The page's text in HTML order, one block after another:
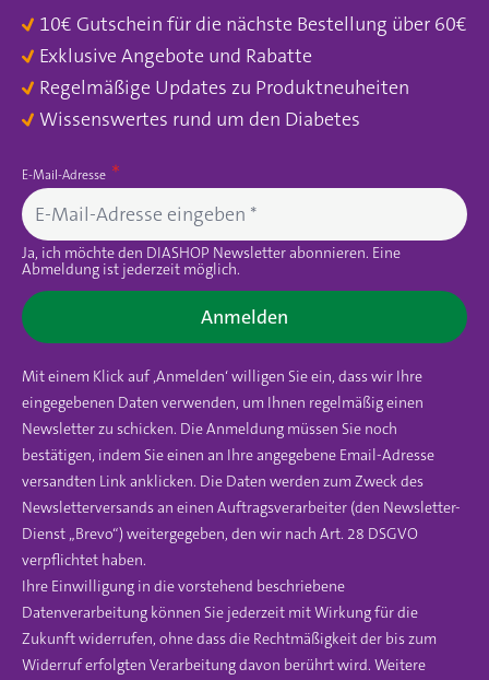
10€ Gutschein für die nächste Bestellung über 60€
Exklusive Angebote und Rabatte
Regelmäßige Updates zu Produktneuheiten
Wissenswertes rund um den Diabetes
E-Mail-Adresse
Ja, ich möchte den DIASHOP Newsletter abonnieren. Eine
Abmeldung ist jederzeit möglich.
Anmelden
Mit einem Klick auf ‚Anmelden‘ willigen Sie ein, dass wir Ihre
eingegebenen Daten verwenden, um Ihnen regelmäßig einen
Newsletter zu schicken. Die Anmeldung müssen Sie noch
bestätigen, indem Sie einen an Ihre angegebene Email-Adresse
versandten Link anklicken. Die Daten werden zum Zweck des
Newsletterversands an einen Auftragsverarbeiter (den Newsletter-
Dienst „Brevo“) weitergegeben, den wir nach Art. 28 DSGVO
verpflichtet haben.
Ihre Einwilligung in die vorstehend beschriebene
Datenverarbeitung können Sie jederzeit mit Wirkung für die
Zukunft widerrufen, ohne dass die Rechtmäßigkeit der bis zum
Widerruf erfolgten Verarbeitung davon berührt wird. Weitere